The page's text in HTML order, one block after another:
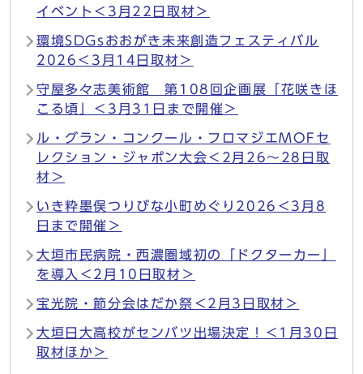
イベント＜3月22日取材＞
環境SDGsおおがき未来創造フェスティバル
2026＜3月14日取材＞
守屋多々志美術館 第108回企画展「花咲きほ
こる頃」＜3月31日まで開催＞
ル・グラン・コンクール・フロマジエMOFセ
レクション・ジャポン大会＜2月26～28日取
材＞
いき粋墨俣つりびな小町めぐり2026＜3月8
日まで開催＞
大垣市民病院・西濃圏域初の「ドクターカー」
を導入＜2月10日取材＞
宝光院・節分会はだか祭＜2月3日取材＞
大垣日大高校がセンバツ出場決定！＜1月30日
取材ほか＞